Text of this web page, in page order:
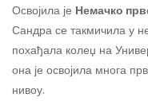
Освојила је Немачко
Сандра се такмичила у
похађала колеџ на
она је освојила многа
нивоу.